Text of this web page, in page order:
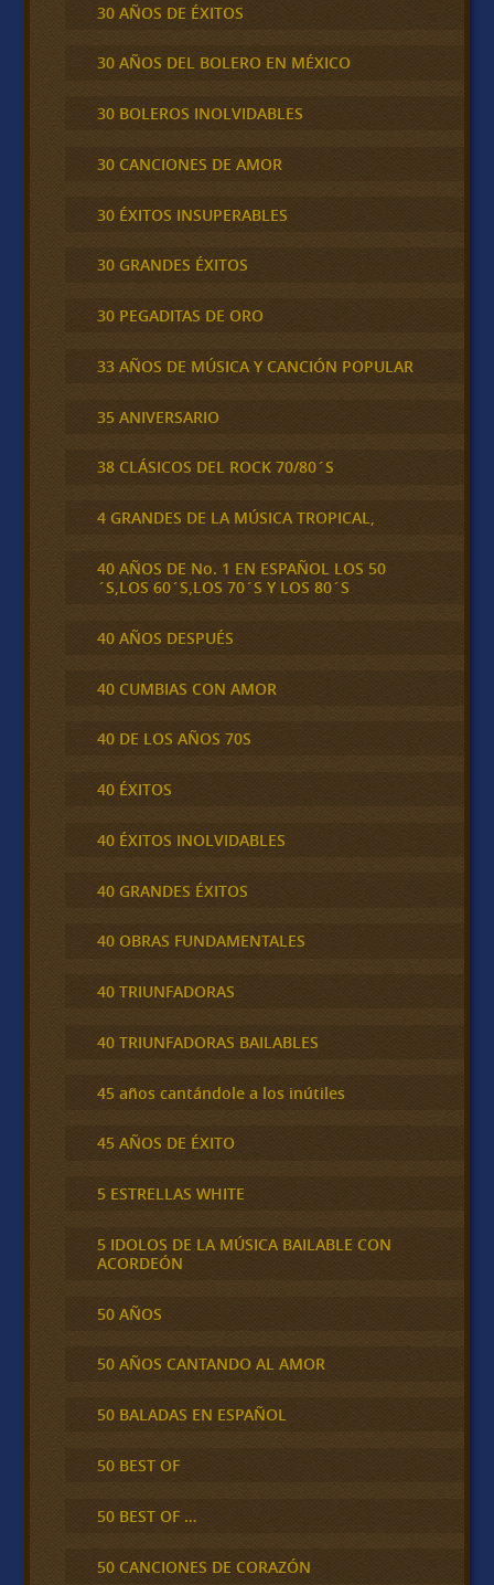
30 AÑOS DE ÉXITOS
30 AÑOS DEL BOLERO EN MÉXICO
30 BOLEROS INOLVIDABLES
30 CANCIONES DE AMOR
30 ÉXITOS INSUPERABLES
30 GRANDES ÉXITOS
30 PEGADITAS DE ORO
33 AÑOS DE MÚSICA Y CANCIÓN POPULAR
35 ANIVERSARIO
38 CLÁSICOS DEL ROCK 70/80´S
4 GRANDES DE LA MÚSICA TROPICAL,
40 AÑOS DE No. 1 EN ESPAÑOL LOS 50
´S,LOS 60´S,LOS 70´S Y LOS 80´S
40 AÑOS DESPUÉS
40 CUMBIAS CON AMOR
40 DE LOS AÑOS 70S
40 ÉXITOS
40 ÉXITOS INOLVIDABLES
40 GRANDES ÉXITOS
40 OBRAS FUNDAMENTALES
40 TRIUNFADORAS
40 TRIUNFADORAS BAILABLES
45 años cantándole a los inútiles
45 AÑOS DE ÉXITO
5 ESTRELLAS WHITE
5 IDOLOS DE LA MÚSICA BAILABLE CON
ACORDEÓN
50 AÑOS
50 AÑOS CANTANDO AL AMOR
50 BALADAS EN ESPAÑOL
50 BEST OF
50 BEST OF …
50 CANCIONES DE CORAZÓN